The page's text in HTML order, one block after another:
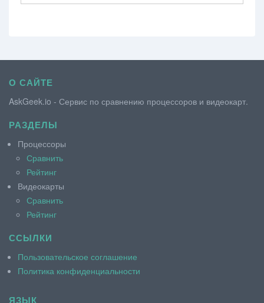
О САЙТЕ
AskGeek.io - Сервис по сравнению процессоров и видеокарт.
РАЗДЕЛЫ
Процессоры
Сравнить
Рейтинг
Видеокарты
Сравнить
Рейтинг
ССЫЛКИ
Пользовательское соглашение
Политика конфиденциальности
ЯЗЫК